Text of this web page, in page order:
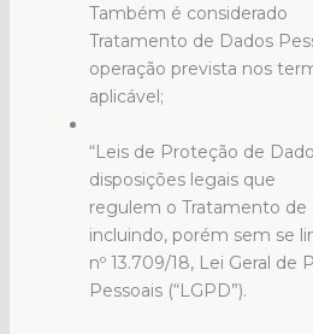
Também é considerado
Tratamento de Dados
operação prevista nos
aplicável;
“Leis de Proteção de
disposições legais que
regulem o Tratamento de
incluindo, porém sem se
nº 13.709/18, Lei Geral de
Pessoais (“LGPD”).